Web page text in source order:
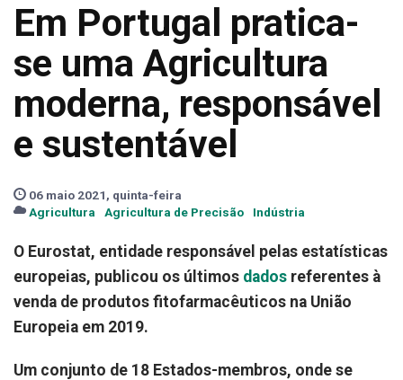
Em Portugal pratica-
se uma Agricultura
moderna, responsável
e sustentável
06 maio 2021, quinta-feira
Agricultura
Agricultura de Precisão Indústria
O Eurostat, entidade responsável pelas estatísticas
europeias, publicou os últimos dados referentes à
venda de produtos fitofarmacêuticos na União
Europeia em 2019.
Um conjunto de 18 Estados-membros, onde se